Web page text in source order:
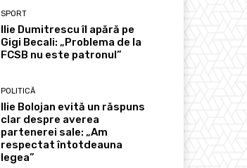
SPORT
Ilie Dumitrescu îl apără pe
Gigi Becali: „Problema de la
FCSB nu este patronul”
POLITICĂ
Ilie Bolojan evită un răspuns
clar despre averea
partenerei sale: „Am
respectat întotdeauna
legea”